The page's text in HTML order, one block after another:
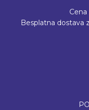
Besplatna dostava